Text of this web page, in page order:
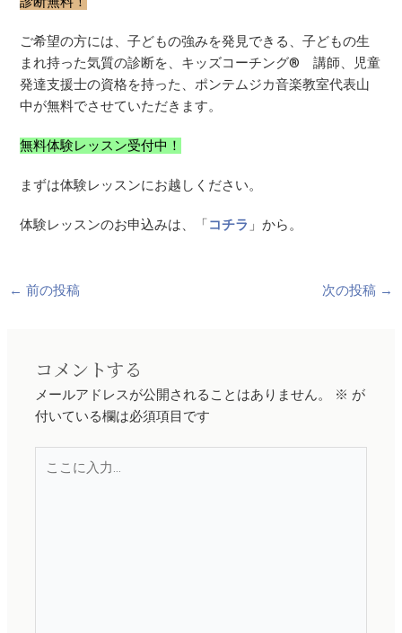
ご希望の方には、子どもの強みを発見できる、子どもの生
まれ持った気質の診断を、キッズコーチング® 講師、児童
発達支援士の資格を持った、ポンテムジカ音楽教室代表山
中が無料でさせていただきます。
無料体験レッスン受付中！
まずは体験レッスンにお越しください。
体験レッスンのお申込みは、「コチラ 」から。
← 前の投稿 次の投稿 →
コメントする
メールアドレスが公開されることはありません。 ※ が
付いている欄は必須項目です